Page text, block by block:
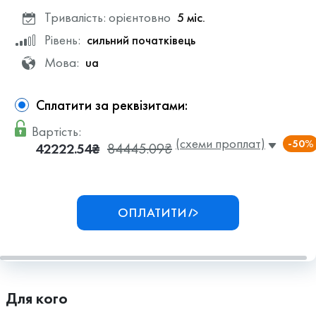
Тривалість: орієнтовно 5 міс.
Рівень: сильний початківець
Мова: ua
Сплатити за реквізитами:
Вартість:
42222.54₴ 84445.09₴ (схеми проплат) -50%
ОПЛАТИТИ
Для кого